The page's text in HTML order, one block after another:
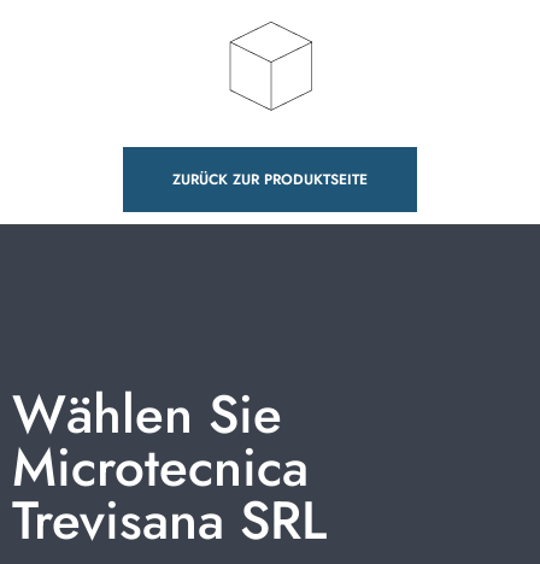
ZURÜCK ZUR PRODUKTSEITE
Wählen Sie
Microtecnica
Trevisana SRL